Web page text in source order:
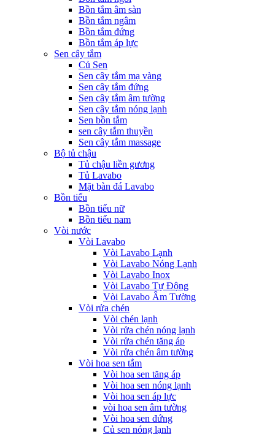
Bồn tắm âm sàn
Bồn tắm ngâm
Bồn tắm đứng
Bồn tắm áp lực
Sen cây tắm
Củ Sen
Sen cây tắm mạ vàng
Sen cây tắm đứng
Sen cây tắm âm tường
Sen cây tắm nóng lạnh
Sen bồn tắm
sen cây tắm thuyền
Sen cây tắm massage
Bộ tủ chậu
Tủ chậu liền gương
Tủ Lavabo
Mặt bàn đá Lavabo
Bồn tiểu
Bồn tiểu nữ
Bồn tiểu nam
Vòi nước
Vòi Lavabo
Vòi Lavabo Lạnh
Vòi Lavabo Nóng Lạnh
Vòi Lavabo Inox
Vòi Lavabo Tự Động
Vòi Lavabo Âm Tường
Vòi rửa chén
Vòi chén lạnh
Vòi rửa chén nóng lạnh
Vòi rửa chén tăng áp
Vòi rửa chén âm tường
Vòi hoa sen tắm
Vòi hoa sen tăng áp
Vòi hoa sen nóng lạnh
Vòi hoa sen áp lực
vòi hoa sen âm tường
Vòi hoa sen đứng
Củ sen nóng lạnh